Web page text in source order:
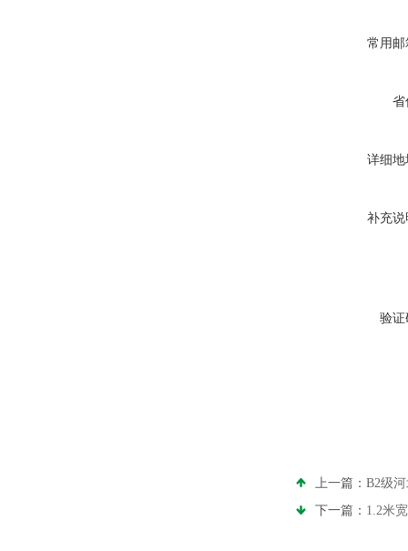
常用邮
省
详细地
补充说
验证
上一篇： B2级
下一篇： 1.2米